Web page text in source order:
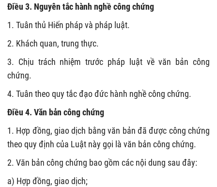
Điều 3. Nguyên tắc hành nghề công chứng
1. Tuân thủ Hiến pháp và pháp luật.
2. Khách quan, trung thực.
3. Chịu trách nhiệm trước pháp luật về văn bản công
chứng.
4. Tuân theo quy tắc đạo đức hành nghề công chứng.
Điều 4. Văn bản công chứng
1. Hợp đồng, giao dịch bằng văn bản đã được công chứng
theo quy định của Luật này gọi là văn bản công chứng.
2. Văn bản công chứng bao gồm các nội dung sau đây:
a) Hợp đồng, giao dịch;